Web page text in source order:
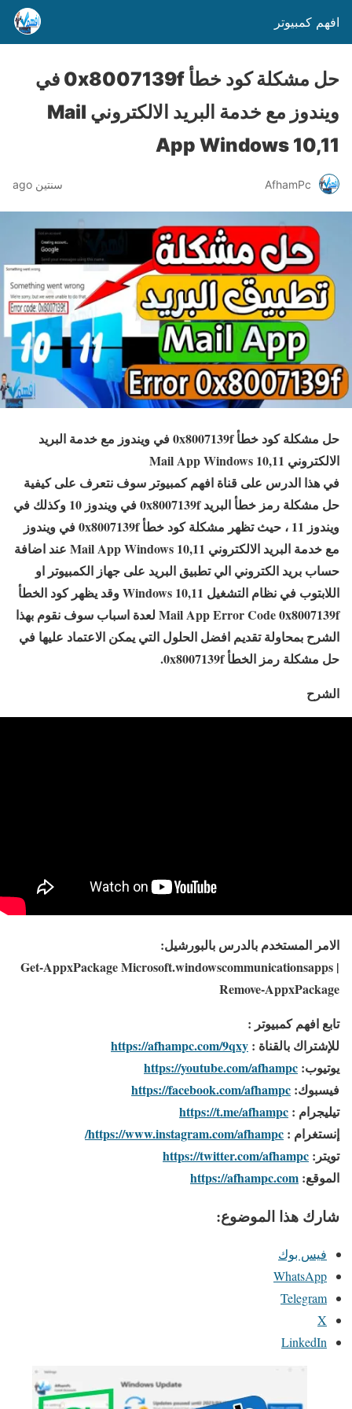
افهم كمبيوتر
حل مشكلة كود خطأ 0x8007139f في
ويندوز مع خدمة البريد الالكتروني Mail
App Windows 10,11
AfhamPc سنتين ago
حل مشكلة كود خطأ 0x8007139f في ويندوز مع خدمة البريد
الالكتروني Mail App Windows 10,11
في هذا الدرس على قناة افهم كمبيوتر سوف نتعرف على كيفية
حل مشكلة رمز خطأ البريد 0x8007139f في ويندوز 10 وكذلك في
ويندوز 11 ، حيث تظهر مشكلة كود خطأ 0x8007139f في ويندوز
مع خدمة البريد الالكتروني Mail App Windows 10,11 عند اضافة
حساب بريد الكتروني الي تطبيق البريد على جهاز الكمبيوتر او
اللابتوب في نظام التشغيل Windows 10,11 وقد يظهر كود الخطأ
Mail App Error Code 0x8007139f لعدة اسباب سوف نقوم بهذا
الشرح بمحاولة تقديم افضل الحلول التي يمكن الاعتماد عليها في
حل مشكلة رمز الخطأ 0x8007139f.
الشرح
الامر المستخدم بالدرس بالبورشيل:
Get-AppxPackage Microsoft.windowscommunicationsapps |
Remove-AppxPackage
تابع افهم كمبيوتر :
للإشتراك بالقناة : https://afhampc.com/9qxy
يوتيوب: https://youtube.com/afhampc
فيسبوك: https://facebook.com/afhampc
تيليجرام : https://t.me/afhampc
إنستغرام : https://www.instagram.com/afhampc/
تويتر: https://twitter.com/afhampc
الموقع: https://afhampc.com
شارك هذا الموضوع:
فيس بوك
WhatsApp
Telegram
X
LinkedIn